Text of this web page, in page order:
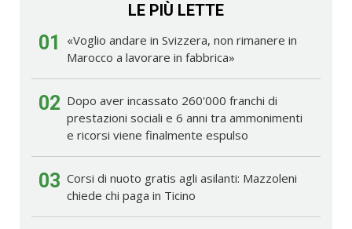
LE PIÙ LETTE
01
«Voglio andare in Svizzera, non rimanere in
Marocco a lavorare in fabbrica»
02 Dopo aver incassato 260'000 franchi di
prestazioni sociali e 6 anni tra ammonimenti
e ricorsi viene finalmente espulso
03 Corsi di nuoto gratis agli asilanti: Mazzoleni
chiede chi paga in Ticino